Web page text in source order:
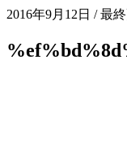
2016年9月12日 / 最